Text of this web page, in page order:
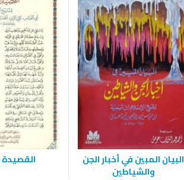
البيان المبين في أخبار الجن
والشياطين
القصيدة